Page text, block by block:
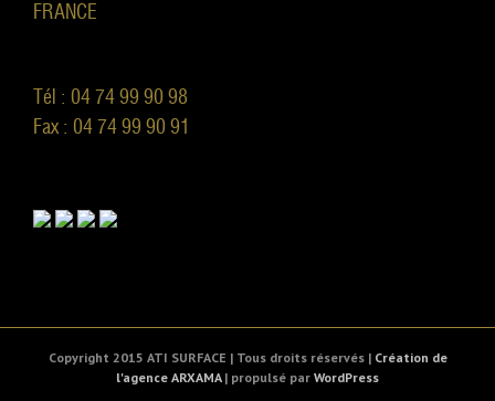
FRANCE
Tél : 04 74 99 90 98
Fax : 04 74 99 90 91
Copyright 2015 ATI SURFACE | Tous droits réservés | Création de
l'agence ARXAMA| propulsé par WordPress